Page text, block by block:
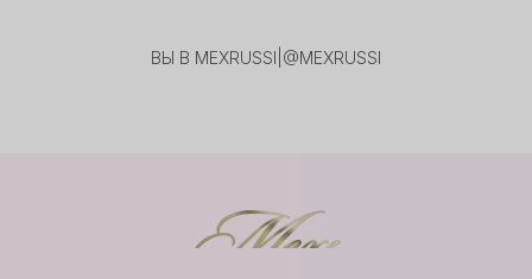
ВЫ В MEXRUSSI @MEXRUSSI